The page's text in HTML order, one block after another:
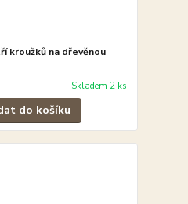
kroužků na dřevěnou
Skladem 2 ks
do košíku